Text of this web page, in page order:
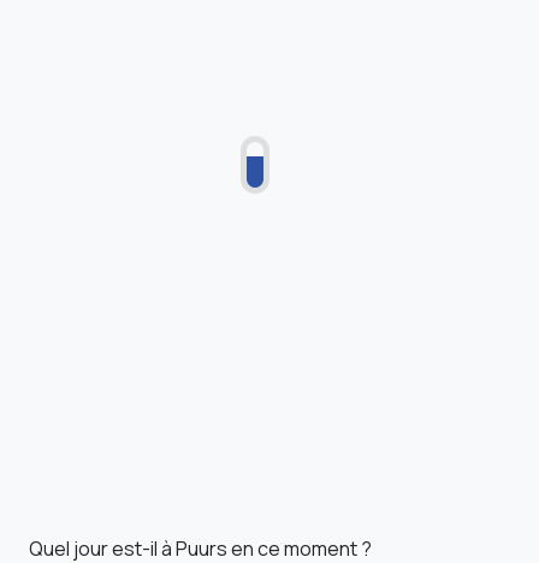
Quel jour est-il à Puurs en ce moment ?